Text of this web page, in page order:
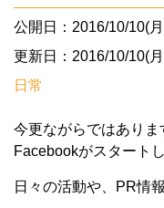
公開日：2016/10/10(
更新日：2016/10/10(
日常
今更ながらではあり
Facebookがスタート
日々の活動や、PR情